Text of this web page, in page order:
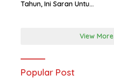
Tahun, Ini Saran Untuk
View More
Popular Post